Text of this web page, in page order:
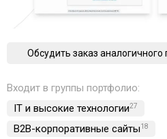
Обсудить заказ аналогичного
Входит в группы портфолио:
IT и высокие технологии27
B2B-корпоративные сайты18